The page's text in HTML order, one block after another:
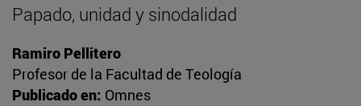
Papado, unidad y sinodalidad
Ramiro Pellitero
Profesor de la Facultad de Teología
Publicado en: Omnes